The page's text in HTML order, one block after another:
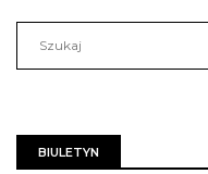
BIULETYN